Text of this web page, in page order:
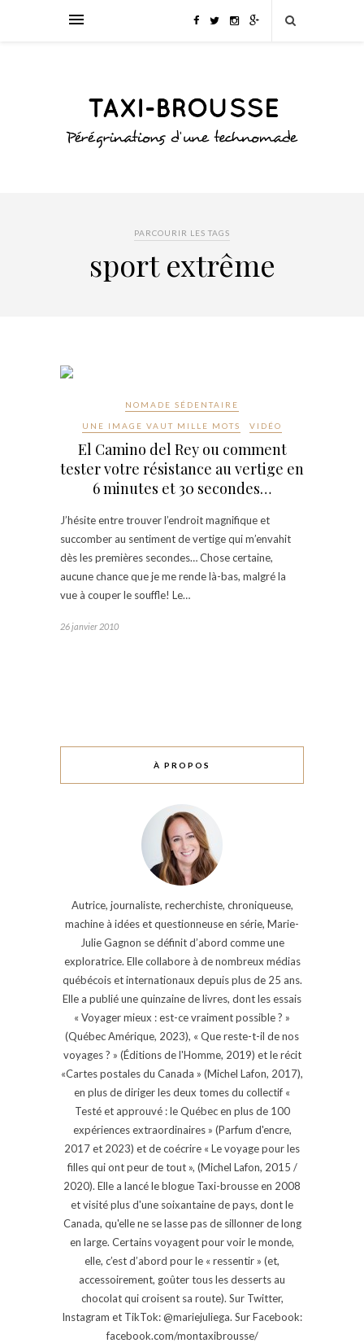
PARCOURIR LES TAGS
sport extrême
NOMADE SÉDENTAIRE
UNE IMAGE VAUT MILLE MOTS VIDÉO
El Camino del Rey ou comment
tester votre résistance au vertige en
6 minutes et 30 secondes…
J’hésite entre trouver l’endroit magnifique et
succomber au sentiment de vertige qui m’envahit
dès les premières secondes… Chose certaine,
aucune chance que je me rende là-bas, malgré la
vue à couper le souffle! Le…
26 janvier 2010
À PROPOS
Autrice, journaliste, recherchiste, chroniqueuse,
machine à idées et questionneuse en série, Marie-
Julie Gagnon se définit d’abord comme une
exploratrice. Elle collabore à de nombreux médias
québécois et internationaux depuis plus de 25 ans.
Elle a publié une quinzaine de livres, dont les essais
« Voyager mieux : est-ce vraiment possible ? »
(Québec Amérique, 2023), « Que reste-t-il de nos
voyages ? » (Éditions de l'Homme, 2019) et le récit
«Cartes postales du Canada » (Michel Lafon, 2017),
en plus de diriger les deux tomes du collectif «
Testé et approuvé : le Québec en plus de 100
expériences extraordinaires » (Parfum d'encre,
2017 et 2023) et de coécrire « Le voyage pour les
filles qui ont peur de tout », (Michel Lafon, 2015 /
2020). Elle a lancé le blogue Taxi-brousse en 2008
et visité plus d'une soixantaine de pays, dont le
Canada, qu'elle ne se lasse pas de sillonner de long
en large. Certains voyagent pour voir le monde,
elle, c’est d’abord pour le « ressentir » (et,
accessoirement, goûter tous les desserts au
chocolat qui croisent sa route). Sur Twitter,
Instagram et TikTok: @mariejuliega. Sur Facebook:
facebook.com/montaxibrousse/